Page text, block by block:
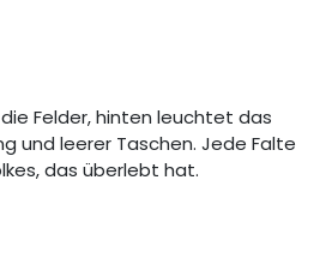
Felder, hinten leuchtet das
und leerer Taschen. Jede Falte
das überlebt hat.